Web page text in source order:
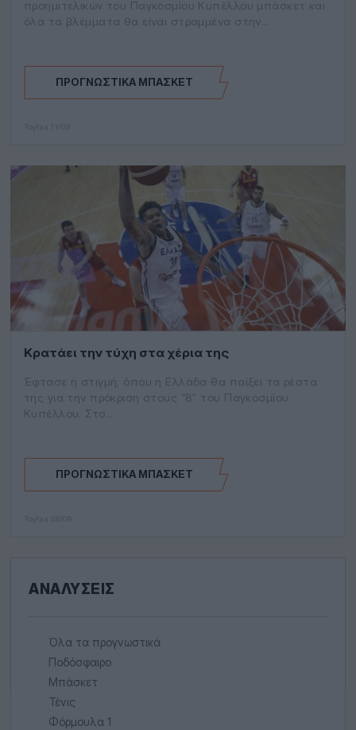
προημιτελικών του Παγκοσμίου Κυπέλλου μπάσκετ και
όλα τα βλέμματα θα είναι στραμμένα στην
ΠΡΟΓΝΩΣΤΙΚΆ ΜΠΆΣΚΕΤ
Κρατάει την τύχη στα χέρια της
Έφτασε η στιγμή, όπου η Ελλάδα θα παίξει τα ρέστα
της για την πρόκριση στους “8” του Παγκοσμίου
Κυπέλλου. Στο…
ΠΡΟΓΝΩΣΤΙΚΆ ΜΠΆΣΚΕΤ
ΑΝΑΛΎΣΕΙΣ
Όλα τα προγνωστικά
Ποδόσφαιρο
Μπάσκετ
Τένις
Φόρμουλα 1